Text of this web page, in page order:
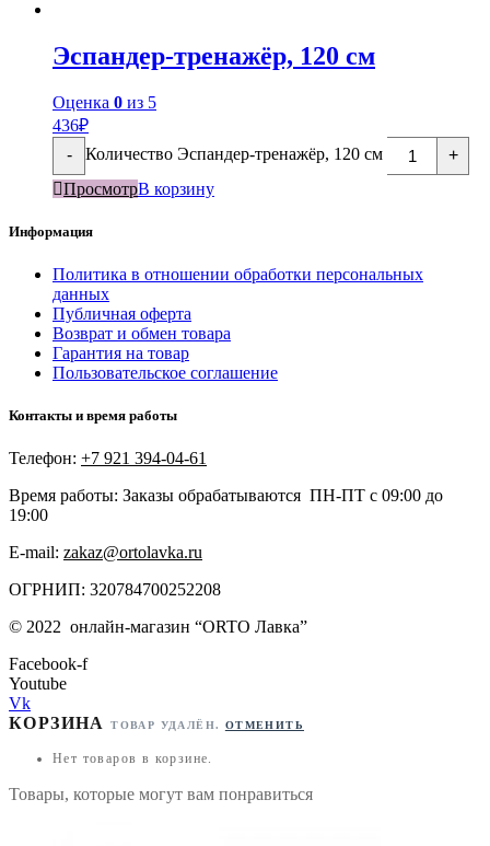
Эспандер-тренажёр, 120 см
Оценка 0 из 5
436₽
-
Количество Эспандер-тренажёр, 120 см
+
ПросмотрВ корзину
Информация
Политика в отношении обработки персональных
данных
Публичная оферта
Возврат и обмен товара
Гарантия на товар
Пользовательское соглашение
Контакты и время работы
Телефон: +7 921 394-04-61
Время работы: Заказы обрабатываются ПН-ПТ с 09:00 до
19:00
E-mail: zakaz@ortolavka.ru
ОГРНИП: 320784700252208
© 2022 онлайн-магазин “ORTO Лавка”
Facebook-f
Youtube
Vk
КОРЗИНАТОВАР УДАЛЁН. ОТМЕНИТЬ
Нет товаров в корзине.
Товары, которые могут вам понравиться